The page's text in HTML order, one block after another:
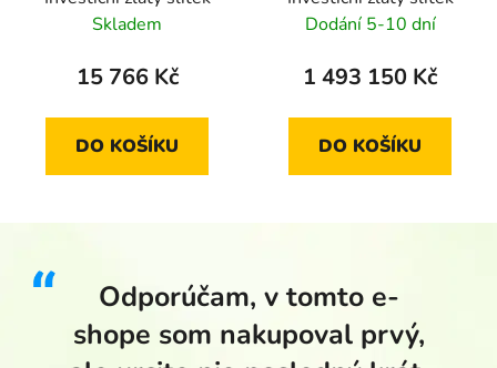
Skladem
15 766 Kč
DO KOŠÍKU
Dodání 5-10 dní
1 493 150 Kč
DO KOŠÍKU
Odporúčam, v tomto e-
shope som nakupoval prvý,